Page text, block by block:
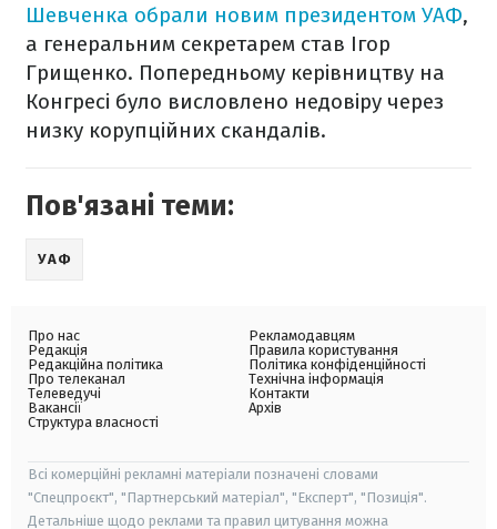
Шевченка обрали новим президентом УАФ,
а генеральним секретарем став Ігор
Грищенко. Попередньому керівництву на
Конгресі було висловлено недовіру через
низку корупційних скандалів.
Пов'язані теми:
УАФ
Про нас
Редакція
Редакційна політика
Про телеканал
Телеведучі
Вакансії
Структура власності
Рекламодавцям
Правила користування
Політика конфіденційності
Технічна інформація
Контакти
Архів
Всі комерційні рекламні матеріали позначені словами
"Спецпроєкт", "Партнерський матеріал", "Експерт", "Позиція".
Детальніше щодо реклами та правил цитування можна